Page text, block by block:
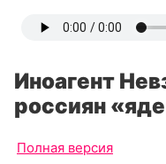
Иноагент
россиян
Полная версия